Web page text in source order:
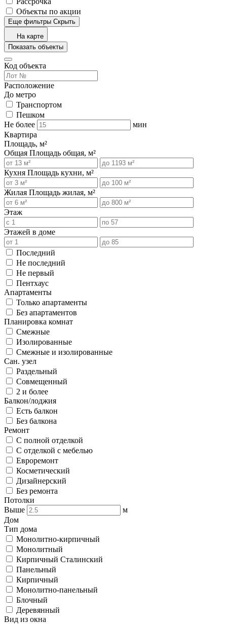
Объекты по акции
Еще фильтры Скрыть
На карте
Показать объекты
Код объекта
Расположение
До метро
Транспортом
Пешком
Не более
мин
Квартира
Площадь, м²
Общая Площадь общая, м²
Кухня Площадь кухни, м²
Жилая Площадь жилая, м²
Этаж
Этажей в доме
Последний
Не последний
Не первый
Пентхаус
Апартаменты
Только апартаменты
Без апартаментов
Планировка комнат
Смежные
Изолированные
Смежные и изолированные
Сан. узел
Раздельный
Совмещенный
2 и более
Балкон/лоджия
Есть балкон
Без балкона
Ремонт
С полной отделкой
С отделкой с мебелью
Евроремонт
Косметический
Дизайнерский
Без ремонта
Потолки
Выше
м
Дом
Тип дома
Монолитно-кирпичный
Монолитный
Кирпичный Сталинский
Панельный
Кирпичный
Монолитно-панельный
Блочный
Деревянный
Вид из окна